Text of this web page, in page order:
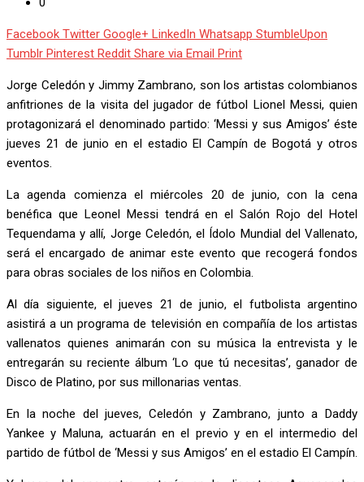
Facebook Twitter Google+ LinkedIn Whatsapp StumbleUpon
Tumblr Pinterest Reddit Share via Email Print
Jorge Celedón y Jimmy Zambrano, son los artistas colombianos
anfitriones de la visita del jugador de fútbol Lionel Messi, quien
protagonizará el denominado partido: ‘Messi y sus Amigos’ éste
jueves 21 de junio en el estadio El Campín de Bogotá y otros
eventos.
La agenda comienza el miércoles 20 de junio, con la cena
benéfica que Leonel Messi tendrá en el Salón Rojo del Hotel
Tequendama y allí, Jorge Celedón, el Ídolo Mundial del Vallenato,
será el encargado de animar este evento que recogerá fondos
para obras sociales de los niños en Colombia.
Al día siguiente, el jueves 21 de junio, el futbolista argentino
asistirá a un programa de televisión en compañía de los artistas
vallenatos quienes animarán con su música la entrevista y le
entregarán su reciente álbum ‘Lo que tú necesitas’, ganador de
Disco de Platino, por sus millonarias ventas.
En la noche del jueves, Celedón y Zambrano, junto a Daddy
Yankee y Maluna, actuarán en el previo y en el intermedio del
partido de fútbol de ‘Messi y sus Amigos’ en el estadio El Campín.